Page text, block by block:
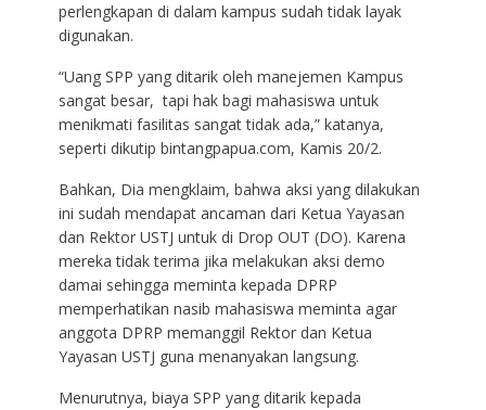
perlengkapan di dalam kampus sudah tidak layak
digunakan.
“Uang SPP yang ditarik oleh manejemen Kampus
sangat besar, tapi hak bagi mahasiswa untuk
menikmati fasilitas sangat tidak ada,” katanya,
seperti dikutip bintangpapua.com, Kamis 20/2.
Bahkan, Dia mengklaim, bahwa aksi yang dilakukan
ini sudah mendapat ancaman dari Ketua Yayasan
dan Rektor USTJ untuk di Drop OUT (DO). Karena
mereka tidak terima jika melakukan aksi demo
damai sehingga meminta kepada DPRP
memperhatikan nasib mahasiswa meminta agar
anggota DPRP memanggil Rektor dan Ketua
Yayasan USTJ guna menanyakan langsung.
Menurutnya, biaya SPP yang ditarik kepada